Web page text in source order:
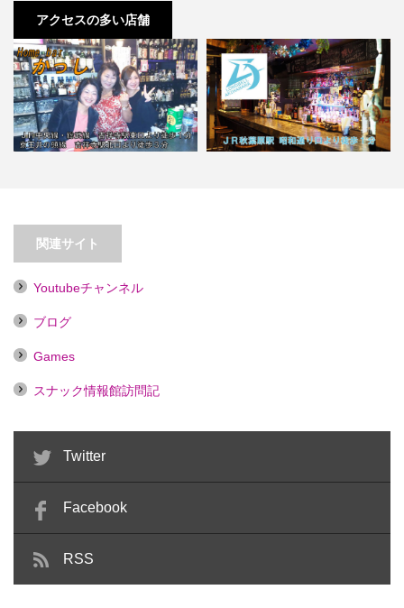
アクセスの多い店舗
【吉祥寺】Home bar かっし【喫
煙目的店】
関連サイト
Youtubeチャンネル
ブログ
Games
スナック情報館訪問記
Twitter
Facebook
RSS